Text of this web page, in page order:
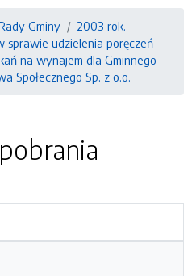
Gminy
2003 rok.
sprawie udzielenia poręczeń
na wynajem dla Gminnego
Społecznego Sp. z o.o.